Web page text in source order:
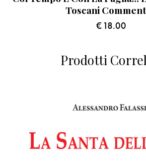
Toscani
€18.00
Prodotti